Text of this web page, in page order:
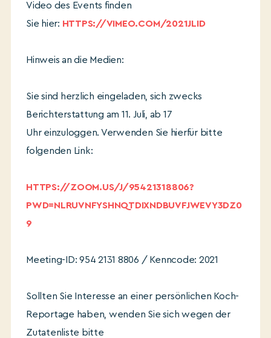
Video des Events finden
Sie hier: HTTPS://VIMEO.COM/2021JLID
Hinweis an die Medien:
Sie sind herzlich eingeladen, sich zwecks
Berichterstattung am 11. Juli, ab 17
Uhr einzuloggen. Verwenden Sie hierfür bitte
folgenden Link:
HTTPS://ZOOM.US/J/95421318806?
PWD=NLRUVNFYSHNQTDIXNDBUVFJWEVY3DZ0
9
Meeting-ID: 954 2131 8806 / Kenncode: 2021
Sollten Sie Interesse an einer persönlichen Koch-
Reportage haben, wenden Sie sich wegen der
Zutatenliste bitte